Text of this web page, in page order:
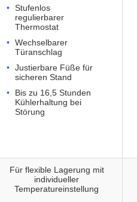
Stufenlos
regulierbarer
Thermostat
Wechselbarer
Türanschlag
Justierbare Füße für
sicheren Stand
Bis zu 16,5 Stunden
Kühlerhaltung bei
Störung
Für flexible Lagerung mit
individueller
Temperatureinstellung